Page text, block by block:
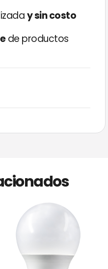
y sin costo
de productos